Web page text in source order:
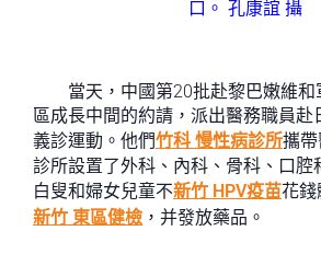
口。 孔康誼 攝
當天，中國第20批赴黎巴嫩維和
區成長中間的約請，派出醫務職員赴
義診運動。他們竹科 慢性病診所攜
診所設置了外科、內科、骨科、口腔
白叟和婦女兒童不新竹 HPV疫苗花錢
新竹 東區健檢 ，并發放藥品。